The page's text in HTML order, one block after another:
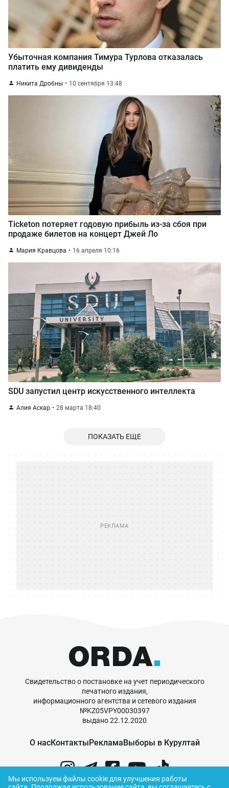
Убыточная компания Тимура Турлова отказалась
платить ему дивиденды
Никита Дробны 10 сентября 13:48
Ticketon потеряет годовую прибыль из-за сбоя при
продаже билетов на концерт Джей Ло
Мария Кравцова 16 апреля 10:16
SDU запустил центр искусственного интеллекта
Алия Аскар 28 марта 18:40
ПОКАЗАТЬ ЕЩЕ
Свидетельство о постановке на учет периодического
печатного издания,
информационного агентства и сетевого издания
№KZ05VPY00030397
выдано 22.12.2020
О насКонтактыРекламаВыборы в Курултай
Мы используем файлы cookie для улучшения работы